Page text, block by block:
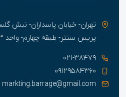
تهران- خیابان پاسداران- نبش
پریس سنتر- طبقه چهارم- واحد ۳
۰۲۱-۳۸۴۷۹
۰۹۱۲۹۵۸۴۳۶۰
markting.barrage@gmail.com